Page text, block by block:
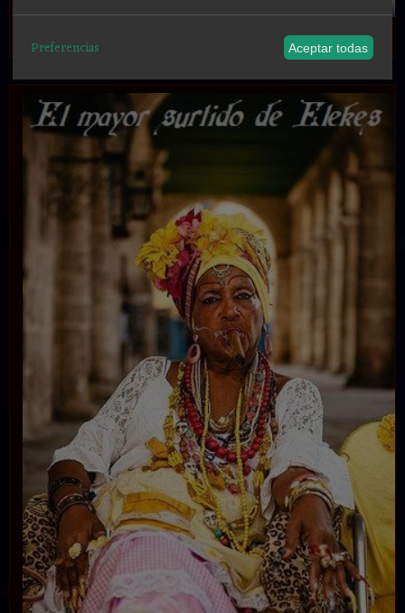
Preferencias Aceptar todas